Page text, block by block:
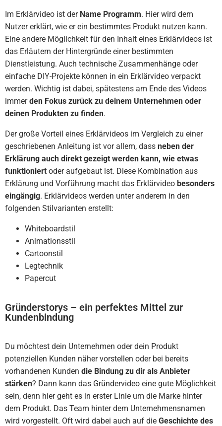
Im Erklärvideo ist der Name Programm. Hier wird dem
Nutzer erklärt, wie er ein bestimmtes Produkt nutzen kann.
Eine andere Möglichkeit für den Inhalt eines Erklärvideos ist
das Erläutern der Hintergründe einer bestimmten
Dienstleistung. Auch technische Zusammenhänge oder
einfache DIY-Projekte können in ein Erklärvideo verpackt
werden. Wichtig ist dabei, spätestens am Ende des Videos
immerden Fokus zurück zu deinem Unternehmen oder
deinen Produkten zu finden.
Der große Vorteil eines Erklärvideos im Vergleich zu einer
geschriebenen Anleitung ist vor allem, dass neben der
Erklärung auch direkt gezeigt werden kann, wie etwas
funktioniert oder aufgebaut ist. Diese Kombination aus
Erklärung und Vorführung macht das Erklärvideo besonders
eingängig. Erklärvideos werden unter anderem in den
folgenden Stilvarianten erstellt:
Whiteboardstil
Animationsstil
Cartoonstil
Legtechnik
Papercut
Gründerstorys – ein perfektes Mittel zur
Kundenbindung
Du möchtest dein Unternehmen oder dein Produkt
potenziellen Kunden näher vorstellen oder bei bereits
vorhandenen Kunden die Bindung zu dir als Anbieter
stärken? Dann kann das Gründervideo eine gute Möglichkeit
sein, denn hier geht es in erster Linie um die Marke hinter
dem Produkt. Das Team hinter dem Unternehmensnamen
wird vorgestellt. Oft wird dabei auch auf die Geschichte des